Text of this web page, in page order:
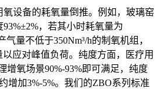
设备的耗氧量倒推。例如，玻璃窑
，若其小时耗氧量为
气量不低于350Nm³/h的制氧机组，
以应对峰值负荷。纯度方面，医疗用
增氧场景90%-93%即可满足，纯度
增加3%-5%。我们的ZBO系列标准